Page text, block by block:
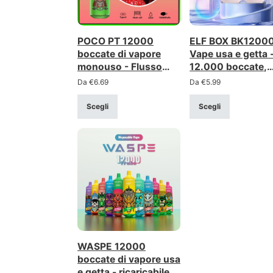
POCO PT 12000
boccate di vapore
monouso - Flusso
d'aria regolabile,
ricaricabile
Da €6.69
Scegli
ELF BOX
Vape usa e getta
12.000 boccate,
bobina a rete da
ricaricabile
Da€5.99
Scegli
WASPE 12000
boccate di vapore usa